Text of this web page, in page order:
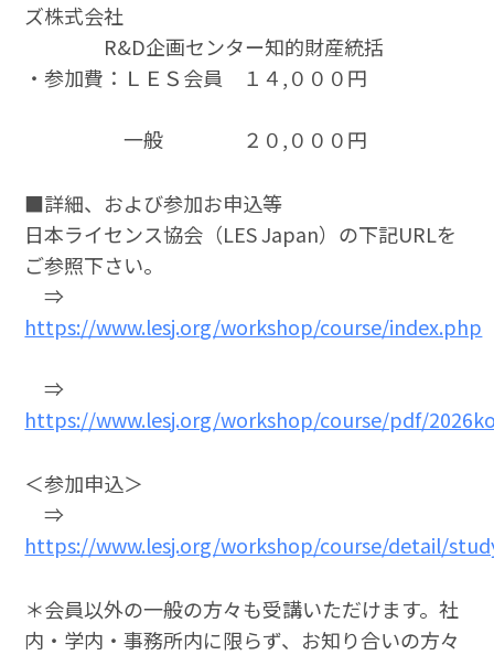
ズ株式会社
R&D企画センター知的財産統括
・参加費：ＬＥＳ会員 １４,０００円
一般 ２０,０００円
■詳細、および参加お申込等
日本ライセンス協会（LES Japan）の下記URLを
ご参照下さい。
⇒
https://www.lesj.org/workshop/course/index.php
⇒
https://www.lesj.org/workshop/course/pdf/
＜参加申込＞
⇒
https://www.lesj.org/workshop/course/detail/
＊会員以外の一般の方々も受講いただけます。社
内・学内・事務所内に限らず、お知り合いの方々